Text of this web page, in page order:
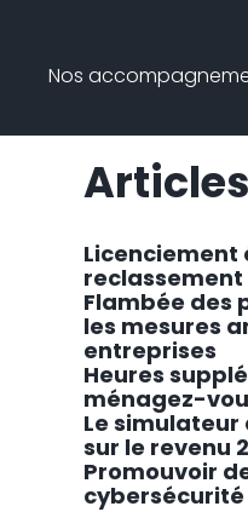
Nos
Blog
sidebar
Licenciement
reclassement
Flambée des
les mesures
entreprises
Heures
ménagez-
Le simulateur
sur le revenu
Promouvoir
cybersécurité